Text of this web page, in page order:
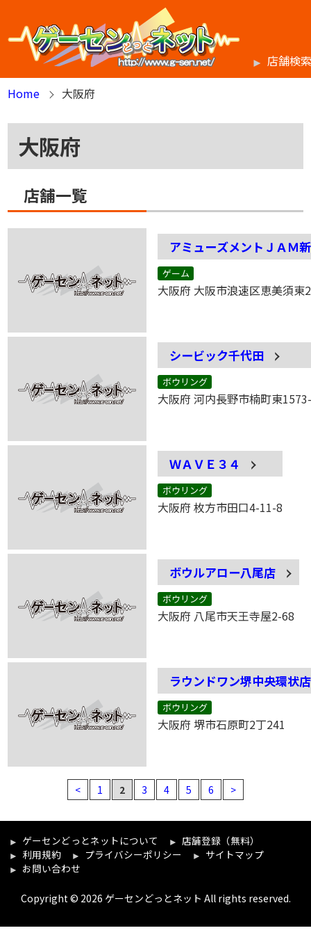
店舗検
Home
大阪府
大阪府
店舗一覧
アミューズメントＪＡＭ
ゲーム
大阪府 大阪市浪速区恵美須東
シービック千代田
ボウリング
大阪府 河内長野市楠町東
ＷＡＶＥ３４
ボウリング
大阪府 枚方市田口4-11-8
ボウルアロー八尾店
ボウリング
大阪府 八尾市天王寺屋2-68
ラウンドワン堺中央環状店
ボウリング
大阪府 堺市石原町2丁241
< 1 2 3 4 5 6 >
ゲーセンどっとネットについて
店舗登録（無料）
利用規約
プライバシーポリシー
サイトマップ
お問い合わせ
Copyright © 2026 ゲーセンどっとネット All rights reserved.